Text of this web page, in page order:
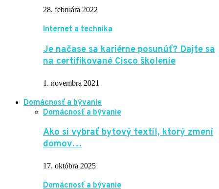
28. februára 2022
Internet a technika
Je načase sa kariérne posunúť? Dajte sa
na certifikované Cisco školenie
1. novembra 2021
Domácnosť a bývanie
Domácnosť a bývanie
Ako si vybrať bytový textil, ktorý zmení
domov…
17. októbra 2025
Domácnosť a bývanie